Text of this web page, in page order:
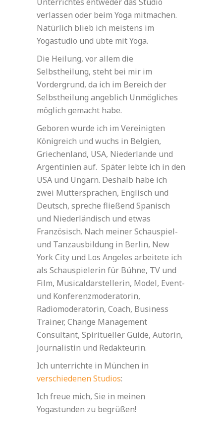
verlassen oder beim Yoga mitmachen.
Natürlich blieb ich meistens im
Yogastudio und übte mit Yoga.
Die Heilung, vor allem die
Selbstheilung, steht bei mir im
Vordergrund, da ich im Bereich der
Selbstheilung angeblich Unmögliches
möglich gemacht habe.
Geboren wurde ich im Vereinigten
Königreich und wuchs in Belgien,
Griechenland, USA, Niederlande und
Argentinien auf. Später lebte ich in den
USA und Ungarn. Deshalb habe ich
zwei Muttersprachen, Englisch und
Deutsch, spreche fließend Spanisch
und Niederländisch und etwas
Französisch. Nach meiner Schauspiel-
und Tanzausbildung in Berlin, New
York City und Los Angeles arbeitete ich
als Schauspielerin für Bühne, TV und
Film, Musicaldarstellerin, Model, Event-
und Konferenzmoderatorin,
Radiomoderatorin, Coach, Business
Trainer, Change Management
Consultant, Spiritueller Guide, Autorin,
Journalistin und Redakteurin.
Ich unterrichte in München in
verschiedenen Studios:
Ich freue mich, Sie in meinen
Yogastunden zu begrüßen!